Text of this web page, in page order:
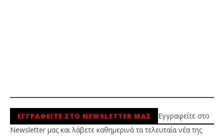
ΕΓΓΡΑΦΕΙΤΕ ΣΤΟ NEWSLETTER ΜΑΣ
Εγγραφείτε στο
Newsletter μας και λάβετε καθημερινά τα τελευταία νέα της